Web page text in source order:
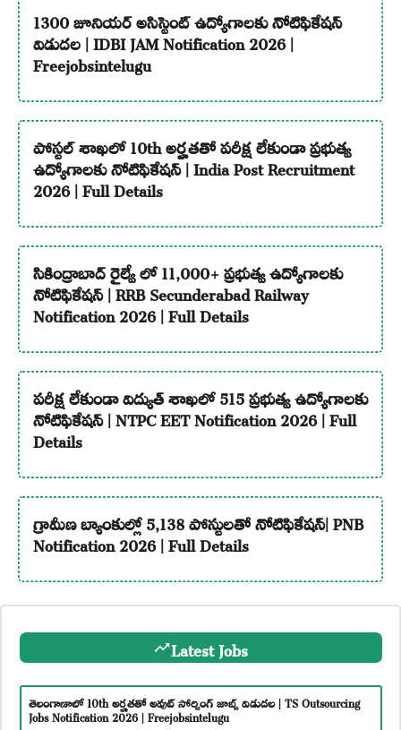
1300 జూనియర్ అసిస్టెంట్ ఉద్యోగాలకు నోటిఫికేషన్
విడుదల | IDBI JAM Notification 2026 |
Freejobsintelugu
పోస్టల్ శాఖలో 10th అర్హతతో పరీక్ష లేకుండా ప్రభుత్వ
ఉద్యోగాలకు నోటిఫికేషన్ | India Post Recruitment
2026 | Full Details
సికింద్రాబాద్ రైల్వే లో 11,000+ ప్రభుత్వ ఉద్యోగాలకు
నోటిఫికేషన్ | RRB Secunderabad Railway
Notification 2026 | Full Details
పరీక్ష లేకుండా విద్యుత్ శాఖలో 515 ప్రభుత్వ ఉద్యోగాలకు
నోటిఫికేషన్ | NTPC EET Notification 2026 | Full
Details
గ్రామీణ బ్యాంకుల్లో 5,138 పోస్టులతో నోటిఫికేషన్| PNB
Notification 2026 | Full Details
Latest Jobs
తెలంగాణాలో 10th అర్హతతో అవుట్ సోర్సింగ్ జాబ్స్ విడుదల | TS Outsourcing
Jobs Notification 2026 | Freejobsintelugu